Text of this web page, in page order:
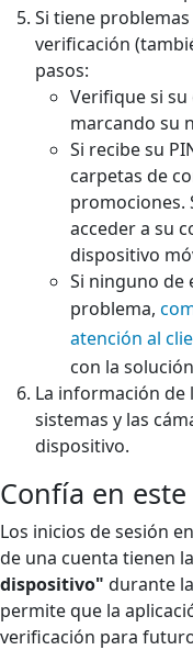
Si tiene
verificación
pasos:
Verifique si
marcando su
Si recibe su
carpetas de
promociones.
acceder a su
dispositivo
Si ninguno de
problema,
atención al
con la
La información de
sistemas y las
dispositivo.
Confía en
Los inicios de sesión
de una cuenta tienen
dispositivo" durante
permite que la
verificación para